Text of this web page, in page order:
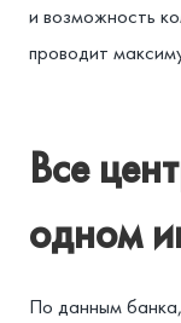
и возможность
проводит
Все
одном
По данным